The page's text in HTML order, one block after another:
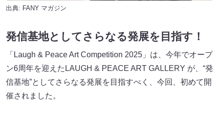
出典: FANY マガジン
発信基地としてさらなる発展を目指す！
「Laugh & Peace Art Competition 2025」は、今年でオープ
ン6周年を迎えたLAUGH & PEACE ART GALLERY が、“発
信基地”としてさらなる発展を目指すべく、今回、初めて開
催されました。